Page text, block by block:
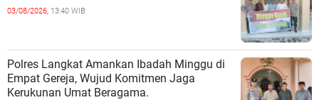
03/08/2026, 13:40 WIB
Polres Langkat Amankan Ibadah Minggu di
Empat Gereja, Wujud Komitmen Jaga
Kerukunan Umat Beragama.